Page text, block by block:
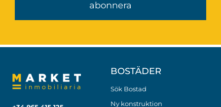
abonnera
BOSTÄDER
Sök Bostad
Ny konstruktion